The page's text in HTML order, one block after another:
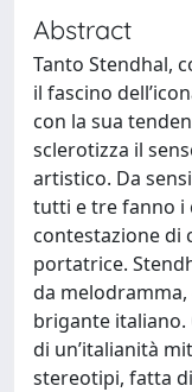
Abstract
Tanto Stendhal,
il fascino
con la sua
sclerotizza il
artistico. Da
tutti e tre fanno i
contestazione di
portatrice.
da
brigante italiano.
di un’italianità
stereotipi, fatta